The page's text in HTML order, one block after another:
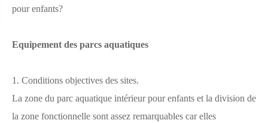
pour enfants?
Equipement des parcs aquatiques
1. Conditions objectives des sites.
La zone du parc aquatique intérieur pour enfants et la division de
la zone fonctionnelle sont assez remarquables car elles